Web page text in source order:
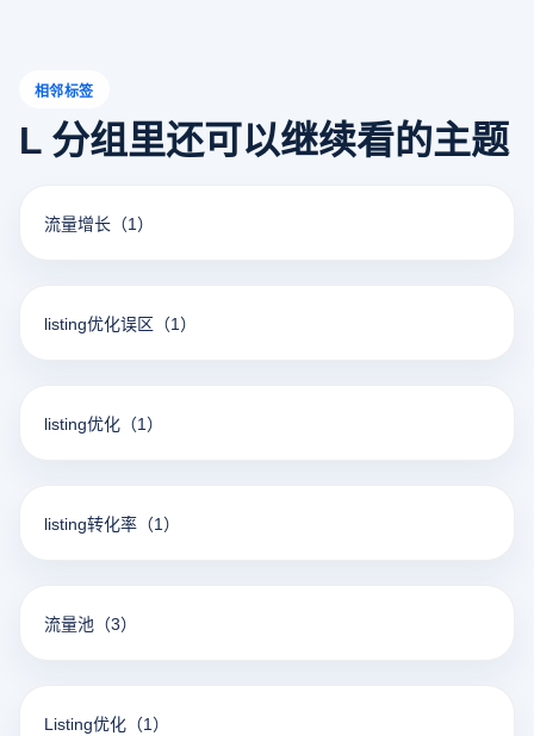
相邻标签
L 分组里还可以继续看的主题
流量增长 （1）
listing优化误区 （1）
listing优化 （1）
listing转化率 （1）
流量池 （3）
Listing优化 （1）